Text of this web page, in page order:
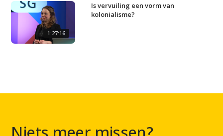
1:27:16
Is vervuiling een vorm van
kolonialisme?